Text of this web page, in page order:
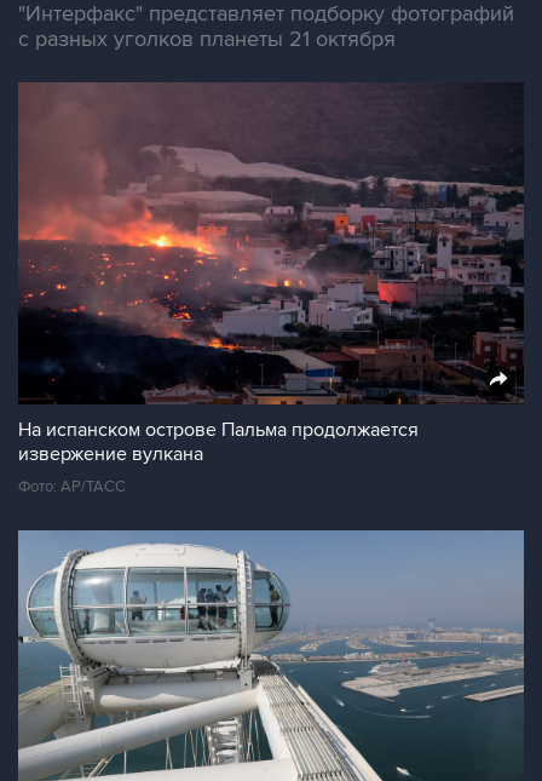
"Интерфакс" представляет подборку фотографий
с разных уголков планеты 21 октября
На испанском острове Пальма продолжается
извержение вулкана
Фото: АР/ТАСС